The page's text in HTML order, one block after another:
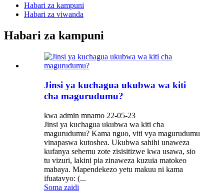
Habari za kampuni
Habari za viwanda
Habari za kampuni
Jinsi ya kuchagua ukubwa wa kiti
cha magurudumu?
kwa admin mnamo 22-05-23
Jinsi ya kuchagua ukubwa wa kiti cha
magurudumu? Kama nguo, viti vya magurudumu
vinapaswa kutoshea. Ukubwa sahihi unaweza
kufanya sehemu zote zisisitizwe kwa usawa, sio
tu vizuri, lakini pia zinaweza kuzuia matokeo
mabaya. Mapendekezo yetu makuu ni kama
ifuatavyo: (...
Soma zaidi